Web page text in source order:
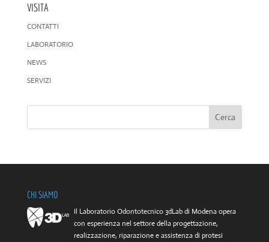
VISITA
CONTATTI
LABORATORIO
NEWS
SERVIZI
CHI SIAMO
Il Laboratorio Odontotecnico 3dLab di Modena opera
con esperienza nel settore della progettazione,
realizzazione, riparazione e assistenza di protesi